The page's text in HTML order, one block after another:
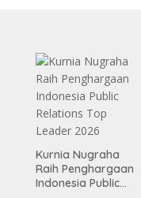
Kurnia Nugraha
Raih Penghargaan
Indonesia Public